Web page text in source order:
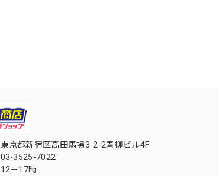
東京都新宿区高田馬場3-2-2青柳ビル4F
03-3525-7022
12－17時